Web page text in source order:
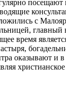
с
главный
время
оказывают и
христианское